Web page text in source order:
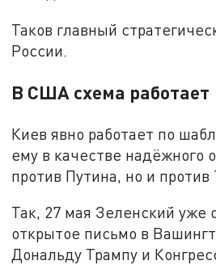
Таков главный
России.
В США схема работает
Киев явно работает по
ему в качестве надёжного
против Путина, но и против
Так, 27 мая Зеленский уже
открытое письмо в
Дональду Трампу и